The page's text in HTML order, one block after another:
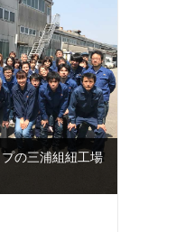
の三浦組紐工場